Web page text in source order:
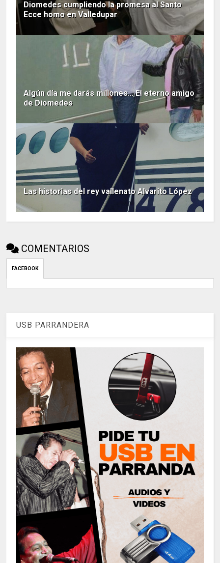
Diomedes cumpliendo la promesa al Santo
Ecce homo en Valledupar
Algún día me darás millones… El eterno amigo
de Diomedes
Las historias del rey vallenato Alvarito López
COMENTARIOS
FACEBOOK
USB PARRANDERA